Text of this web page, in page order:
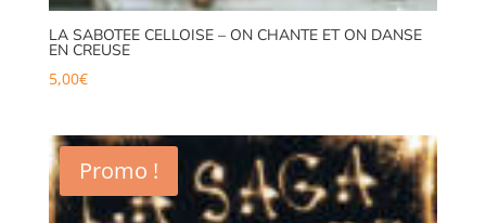
LA SABOTEE CELLOISE – ON CHANTE ET ON DANSE
EN CREUSE
5,00€
Promo !